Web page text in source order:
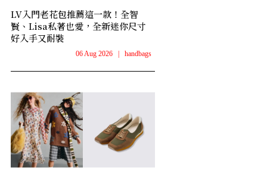
LV入門老花包推薦這一款！全智
賢、Lisa私著也愛，全新迷你尺寸
好入手又耐裝
06 Aug 2026 | handbags